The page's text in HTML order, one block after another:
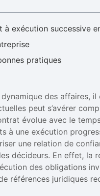
à exécution successive
pratiques
dynamique des affaires,
peut s’avérer
évolue avec le
à une exécution
une relation de
décideurs. En effet, la
des obligations
références juridiques